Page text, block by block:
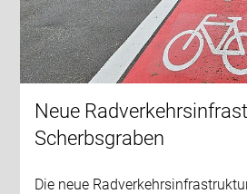
Neue
Scherbsgraben
Die neue